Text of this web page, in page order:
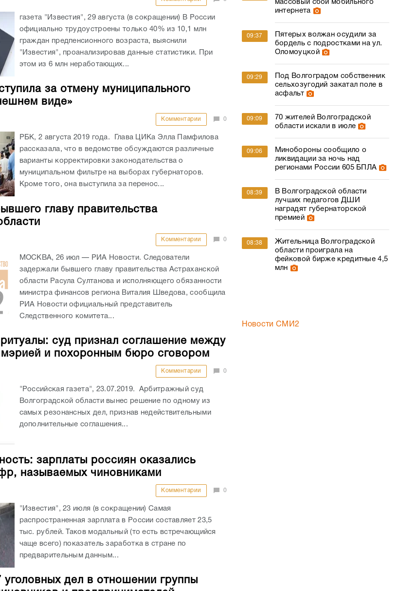
газета "Известия", 29 августа (в сокращении) В России
официально трудоустроены только 40% из 10,1 млн
граждан предпенсионного возраста, выяснили
"Известия", проанализировав данные статистики. При
этом из 6 млн неработающих...
за отмену муниципального
виде»
Комментарии 0
РБК, 2 августа 2019 года. Глава ЦИКа Элла Памфилова
рассказала, что в ведомстве обсуждаются различные
варианты корректировки законодательства о
муниципальном фильтре на выборах губернаторов.
Кроме того, она выступила за перенос...
главу правительства
Комментарии 0
МОСКВА, 26 июл — РИА Новости. Следователи
задержали бывшего главу правительства Астраханской
области Расула Султанова и исполняющего обязанности
министра финансов региона Виталия Шведова, сообщила
РИА Новости официальный представитель
Следственного комитета...
суд признал соглашение между
мэрией и похоронным бюро сговором
Комментарии 0
"Российская газета", 23.07.2019. Арбитражный суд
Волгоградской области вынес решение по одному из
самых резонансных дел, признав недействительными
дополнительные соглашения...
зарплаты россиян оказались
называемых чиновниками
Комментарии 0
"Известия", 23 июля (в сокращении) Самая
распространенная зарплата в России составляет 23,5
тыс. рублей. Таков модальный (то есть встречающийся
чаще всего) показатель заработка в стране по
предварительным данным...
дел в отношении группы
массовый сбой мобильного
интернета
09:37
Пятерых волжан осудили за
бордель с подростками на ул.
Оломоуцкой
09:29
Под Волгоградом собственник
сельхозугодий закатал поле в
асфальт
09:09
70 жителей Волгоградской
области искали в июле
09:06
Минобороны сообщило о
ликвидации за ночь над
регионами России 605 БПЛА
08:39
В Волгоградской области
лучших педагогов ДШИ
наградят губернаторской
премией
08:38
Жительница Волгоградской
области проиграла на
фейковой бирже кредитные 4,5
млн
Новости СМИ2